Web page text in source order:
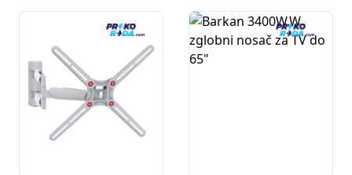
TELEVIZOR
Tip ventilatora:ZIDNI NOSAČ
ZA TELEVIZOR